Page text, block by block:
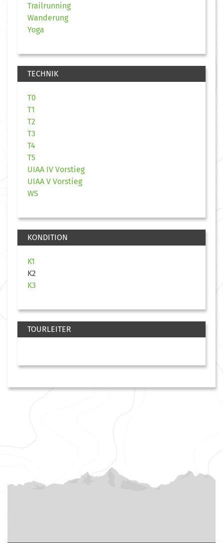
Trailrunning
Wanderung
Yoga
TECHNIK
T0
T1
T2
T3
T4
T5
UIAA IV Vorstieg
UIAA V Vorstieg
WS
KONDITION
K1
K2
K3
TOURLEITER